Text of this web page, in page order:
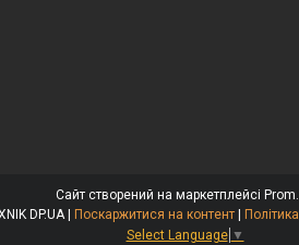
Сайт створений на маркетплейсі
Поскаржитися на контент
Select Language ▼